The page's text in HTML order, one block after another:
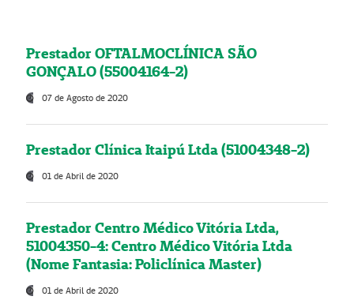
Prestador OFTALMOCLÍNICA SÃO
GONÇALO (55004164-2)
07 de Agosto de 2020
Prestador Clínica Itaipú Ltda (51004348-2)
01 de Abril de 2020
Prestador Centro Médico Vitória Ltda,
51004350-4: Centro Médico Vitória Ltda
(Nome Fantasia: Policlínica Master)
01 de Abril de 2020